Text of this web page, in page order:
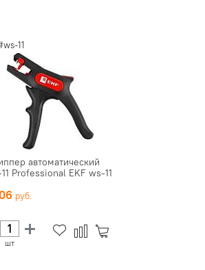
11
автоматический
Professional EKF ws-11
шт